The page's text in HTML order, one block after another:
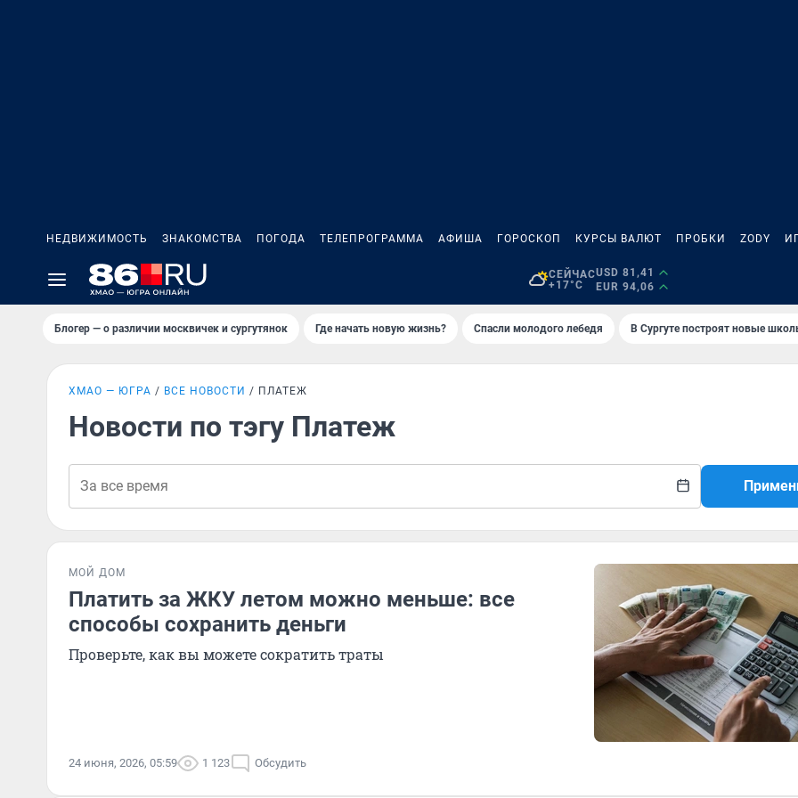
НЕДВИЖИМОСТЬ ЗНАКОМСТВА ПОГОДА ТЕЛЕПРОГРАММА АФИША ГОРОСКОП КУРСЫ ВАЛЮТ ПРОБКИ ZODY
СЕЙЧАС
+17°C
USD 81,41
EUR 94,06
Блогер — о различии москвичек и сургутянок Где начать новую жизнь? Спасли молодого лебедя В Сургуте построят новые
ХМАО — ЮГРА ВСЕ НОВОСТИ ПЛАТЕЖ
Новости по тэгу Платеж
МОЙ ДОМ
Платить за ЖКУ летом можно меньше: все
способы сохранить деньги
Проверьте, как вы можете сократить траты
24 июня, 2026, 05:59 1 123 Обсудить